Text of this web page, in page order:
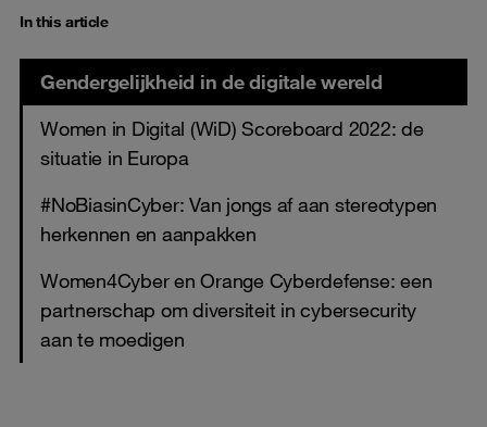
In this article
Gendergelijkheid in de digitale wereld
Women in Digital (WiD) Scoreboard 2022: de
situatie in Europa
#NoBiasinCyber: Van jongs af aan stereotypen
herkennen en aanpakken
Women4Cyber en Orange Cyberdefense: een
partnerschap om diversiteit in cybersecurity
aan te moedigen